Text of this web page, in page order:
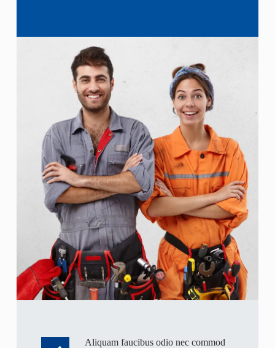
Aliquam faucibus odio nec commod